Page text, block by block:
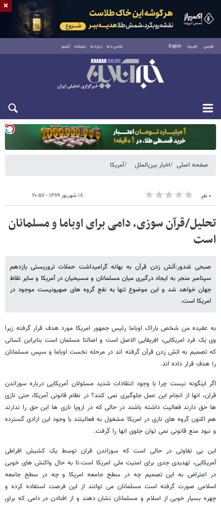
فارسی العربية English تماس با ما درباره ما تبلیغات آرشیو
یکشنبه ۱۸ مرداد ۱۴۰۵
صفحه اصلی اخبار بین‌الملل آمریکا
۰ نفر ۱۸ شهریور ۱۳۸۹ - ۲۰:۵۶
تحلیل/قرآن سوزی، دامی برای اوباما و مسلمانان
است
صبحی غندور:آتش زدن قرآن به بهانه گرامیداشت حملات تروریستی یازدهم
سپتامبر منجر به ایجاد درگیری میان مسلمانان و مسیحیان در آمریکا و سایر نقاط
جهان خواهد شد و این موضوع تنها به نفع گروه های صهیونیست موجود در
امریکا است.
به عقیده من شخص باراک اوباما رئیس جمهور امریکا مورد هدف قرار گرفته زیرا
وی یک فرد امریکایی، افریقایی الاصل است و اصالتا مسلمان است بنابراین کسانی
که تصمیم به اتش زدن قرآن گرفته اند در مرحله نخست اوباما و سپس مسلمانان
را هدف قرار داده اند.
اگر اینگونه نیست چرا با وجود انتقادات شدید مسئولان آمریکایی درباره سوزاندن
قران، انها از انجام این عمل جلوگیری نمی کنند؟ در نظام قانونی آمریکا، حتی نازی
ها حق دارند فعالیت داشته باشند در حالی که در اروپا نازی ها این حق را ندارند
هم اکنون گروه های نازی در امریکا مشغول به فعالیتند با وجود این ازادی گسترده
و نبود منع قانونی نمی توان جلوی انها را گرفت.
این بی تفاوتی در حالی است که سوزاندن قران توسط یک کشیش افراطی
آمریکایی، تهدیدی جدی برای امنیت ملی امریکا است.تا به حال واکنش های خوبی
در اعتراض به این تصمیم چه در سطح جامعه امریکا و چه در سطح جامعه
اسلامی صورت گرفته است مسلمانان می توانند از این فرصت استفاده کرده و
چهره بسیار خوبی از اسلام و مسلمانان نشان دهند و از افتادن در دامی که برای
×